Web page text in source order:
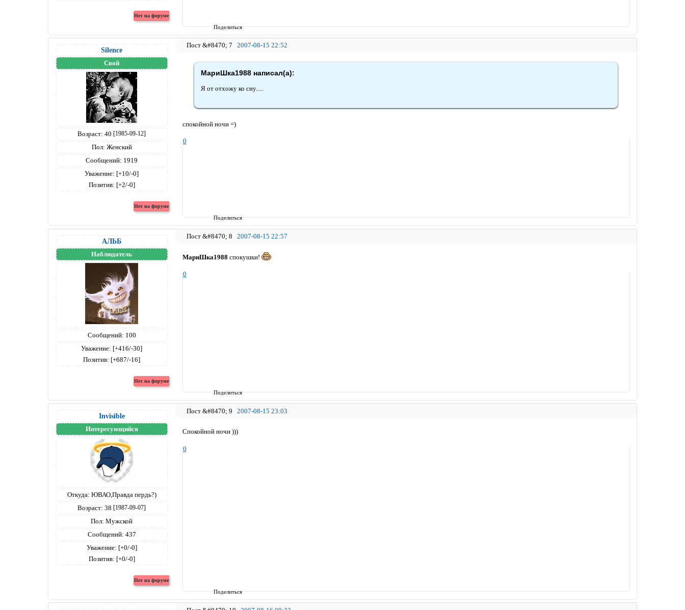
Поделиться
Поделиться
7 2007-08-15 22:52
Silence
Свой
Возраст: 40 [1985-09-12]
Пол: Женский
Сообщений: 1919
Уважение: [+10/-0]
Позитив: [+2/-0]
МариШка1988 написал(а):
Я от отхожу ко сну.....
спокойной ночи =)
0
Поделиться
8 2007-08-15 22:57
АЛЬБ
Наблюдатель
Сообщений: 100
Уважение: [+416/-30]
Позитив: [+687/-16]
МариШка1988 спокушки!
0
Поделиться
9 2007-08-15 23:03
Invisible
Интересующийся
Откуда: ЮВАО,Правда пердь?)
Возраст: 38 [1987-09-07]
Пол: Мужской
Сообщений: 437
Уважение: [+0/-0]
Позитив: [+0/-0]
Спокойной ночи )))
0